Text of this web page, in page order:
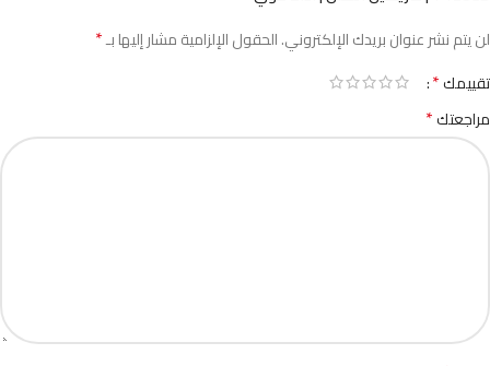
لن يتم نشر عنوان بريدك الإلكتروني.الحقول الإلزامية مشار إليها بـ*
تقييمك*
مراجعتك*